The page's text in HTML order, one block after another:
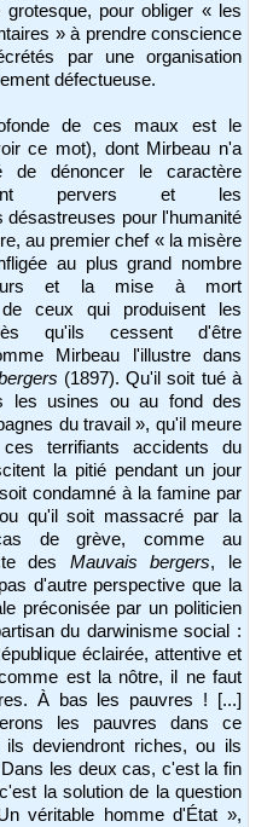
grotesque, pour obliger « les
» à prendre conscience
par une organisation
défectueuse.
de ces maux est le
ce mot), dont Mirbeau n'a
de dénoncer le caractère
pervers et les
désastreuses pour l'humanité
au premier chef « la misère
au plus grand nombre
et la mise à mort
de ceux qui produisent les
qu'ils cessent d'être
Mirbeau l'illustre dans
(1897). Qu'il soit tué à
les usines ou au fond des
du travail », qu'il meure
terrifiants accidents du
la pitié pendant un jour
condamné à la famine par
qu'il soit massacré par la
de grève, comme au
des Mauvais bergers, le
d'autre perspective que la
préconisée par un politicien
du darwinisme social :
éclairée, attentive et
est la nôtre, il ne faut
À bas les pauvres ! [...]
les pauvres dans ce
deviendront riches, ou ils
les deux cas, c'est la fin
la solution de la question
véritable homme d'État »,